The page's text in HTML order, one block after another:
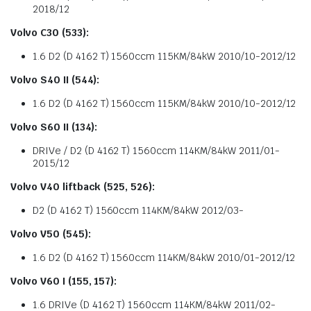
2018/12
Volvo C30 (533):
1.6 D2 (D 4162 T) 1560ccm 115KM/84kW 2010/10-2012/12
Volvo S40 II (544):
1.6 D2 (D 4162 T) 1560ccm 115KM/84kW 2010/10-2012/12
Volvo S60 II (134):
DRIVe / D2 (D 4162 T) 1560ccm 114KM/84kW 2011/01-
2015/12
Volvo V40 liftback (525, 526):
D2 (D 4162 T) 1560ccm 114KM/84kW 2012/03-
Volvo V50 (545):
1.6 D2 (D 4162 T) 1560ccm 114KM/84kW 2010/01-2012/12
Volvo V60 I (155, 157):
1.6 DRIVe (D 4162 T) 1560ccm 114KM/84kW 2011/02-